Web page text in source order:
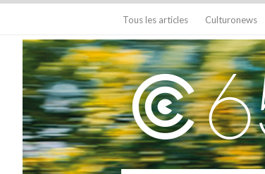
Tous les articles Culturonews